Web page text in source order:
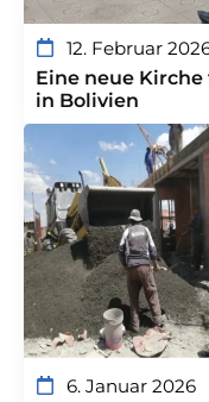
12. Februar
Eine neue
in Bolivien
6. Januar 2026